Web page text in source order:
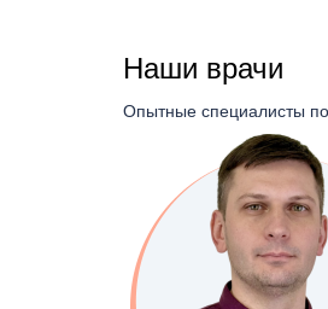
Первичный прием
Первичный прием
Профилактический
Наши врачи
Опытные специалисты